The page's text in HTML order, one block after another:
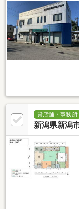
貸店舗・事務所
新潟県新潟